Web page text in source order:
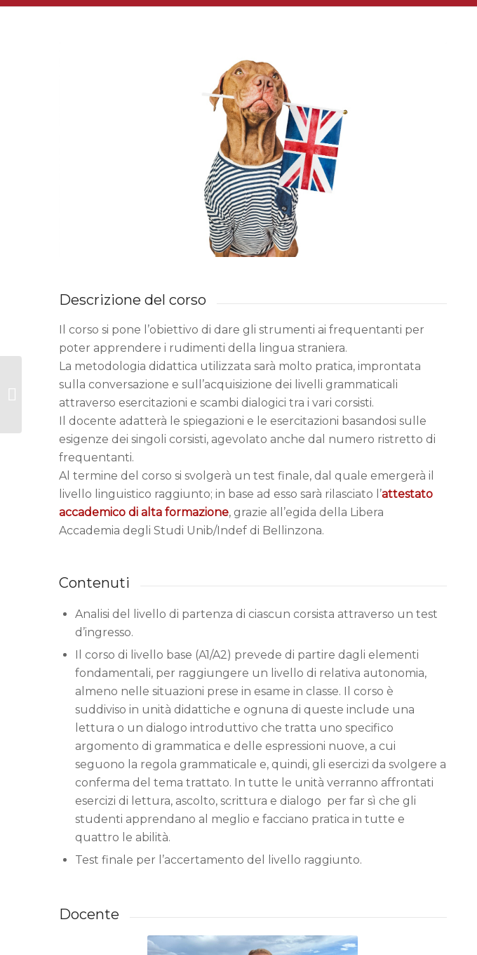
Descrizione del corso
Il corso si pone l’obiettivo di dare gli strumenti ai frequentanti per
poter apprendere i rudimenti della lingua straniera.
La metodologia didattica utilizzata sarà molto pratica, improntata
sulla conversazione e sull’acquisizione dei livelli grammaticali
attraverso esercitazioni e scambi dialogici tra i vari corsisti.
Il docente adatterà le spiegazioni e le esercitazioni basandosi sulle
esigenze dei singoli corsisti, agevolato anche dal numero ristretto di
frequentanti.
Al termine del corso si svolgerà un test finale, dal quale emergerà il
livello linguistico raggiunto; in base ad esso sarà rilasciato l’attestato
accademico di alta formazione, grazie all’egida della Libera
Accademia degli Studi Unib/Indef di Bellinzona.
Contenuti
Analisi del livello di partenza di ciascun corsista attraverso un test
d’ingresso.
Il corso di livello base (A1/A2) prevede di partire dagli elementi
fondamentali, per raggiungere un livello di relativa autonomia,
almeno nelle situazioni prese in esame in classe. Il corso è
suddiviso in unità didattiche e ognuna di queste include una
lettura o un dialogo introduttivo che tratta uno specifico
argomento di grammatica e delle espressioni nuove, a cui
seguono la regola grammaticale e, quindi, gli esercizi da svolgere a
conferma del tema trattato. In tutte le unità verranno affrontati
esercizi di lettura, ascolto, scrittura e dialogo per far sì che gli
studenti apprendano al meglio e facciano pratica in tutte e
quattro le abilità.
Test finale per l’accertamento del livello raggiunto.
Docente
Corso di inglese
intermedio